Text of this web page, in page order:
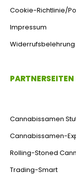
Cookie-Richtlinie/
Impressum
PARTNERSEITEN
Cannabissamen
Cannabissamen-
Rolling-Stoned
Trading-Smart